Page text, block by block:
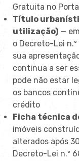
Gratuita no
Título
utilização) —
o Decreto-Lei
sua
continua a ser
pode não estar
os bancos
crédito
Ficha técnica
imóveis
alterados após
Decreto-Lei n.º